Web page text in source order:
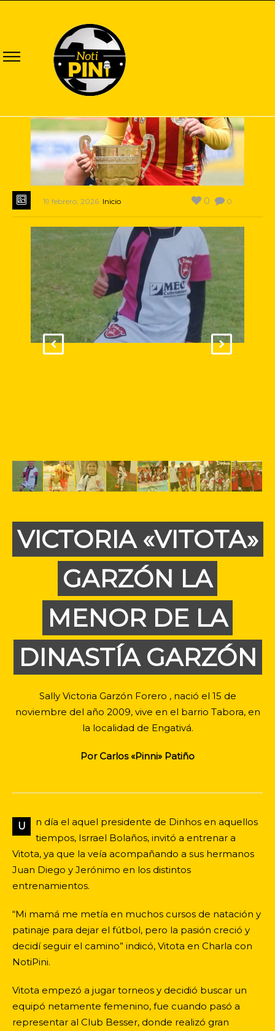
19 febrero, 2026 Inicio 0
0
VICTORIA «VITOTA»
GARZÓN LA
MENOR DE LA
DINASTÍA GARZÓN
Sally Victoria Garzón Forero , nació el 15 de
noviembre del año 2009, vive en el barrio Tabora, en
la localidad de Engativá.
Por Carlos «Pinni» Patiño
U
n día el aquel presidente de Dinhos en aquellos
tiempos, Isrrael Bolaños, invitó a entrenar a
Vitota, ya que la veía acompañando a sus hermanos
Juan Diego y Jerónimo en los distintos
entrenamientos.
“Mi mamá me metía en muchos cursos de natación y
patinaje para dejar el fútbol, pero la pasión creció y
decidí seguir el camino” indicó, Vitota en Charla con
NotiPini.
Vitota empezó a jugar torneos y decidió buscar un
equipó netamente femenino, fue cuando pasó a
representar al Club Besser, donde realizó gran